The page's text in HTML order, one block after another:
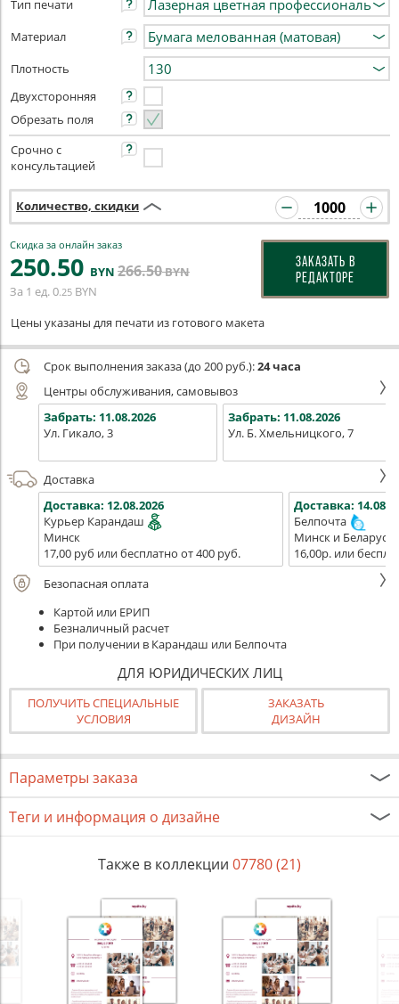
Тип печати
Материал
Плотность
Двухсторонняя
Обрезать поля
Срочно с
консультацией
Количество, скидки
Скидка за онлайн заказ
250.50 BYN 266.50BYN
За 1 ед.0.25 BYN
ЗАКАЗАТЬ В
РЕДАКТОРЕ
Цены указаны для печати из готового макета
Срок выполнения заказа (до 200 руб.):24 часа
Центры обслуживания, самовывоз
Забрать: 11.08.2026
Ул. Гикало, 3
Забрать: 11.08.2026
Ул. Б. Хмельницкого, 7
Доставка
Доставка: 12.08.2026
Курьер Карандаш
Минск
17,00 руб или бесплатно от 400 руб.
Доставка:
Белпочта
Минск и Беларусь
16,00р. или
Безопасная оплата
Картой или ЕРИП
Безналичный расчет
При получении в Карандаш или Белпочта
ДЛЯ ЮРИДИЧЕСКИХ ЛИЦ
ПОЛУЧИТЬ СПЕЦИАЛЬНЫЕ
УСЛОВИЯ
ЗАКАЗАТЬ
ДИЗАЙН
Параметры заказа
Теги и информация о дизайне
Также в коллекции 07780 (21)